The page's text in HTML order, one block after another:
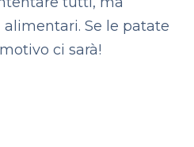
Se le patate
ci sarà!